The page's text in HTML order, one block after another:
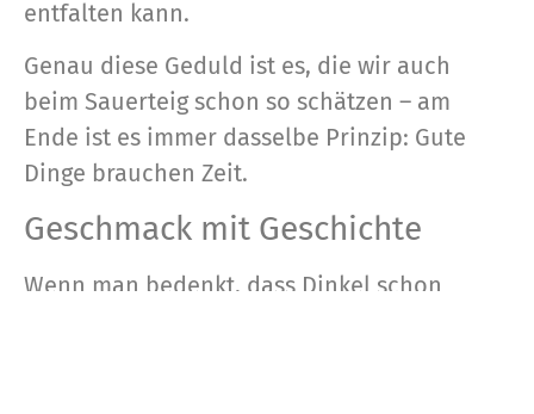
entfalten kann.
Genau diese Geduld ist es, die wir auch
beim Sauerteig schon so schätzen – am
Ende ist es immer dasselbe Prinzip: Gute
Dinge brauchen Zeit.
Geschmack mit Geschichte
Wenn man bedenkt, dass Dinkel schon